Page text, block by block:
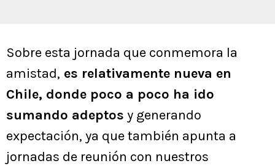
Sobre esta jornada que conmemora la
amistad, es relativamente nueva en
Chile, donde poco a poco ha ido
sumando adeptos y generando
expectación, ya que también apunta a
jornadas de reunión con nuestros